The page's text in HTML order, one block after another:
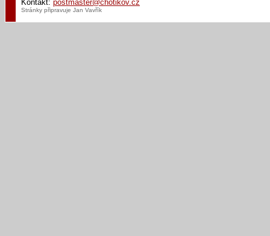
Kontakt: postmaster@chotikov.cz
Stránky připravuje Jan Vavřík